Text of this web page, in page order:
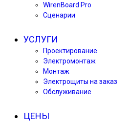
WirenBoard Pro
Сценарии
УСЛУГИ
Проектирование
Электромонтаж
Монтаж
Электрощиты на заказ
Обслуживание
ЦЕНЫ